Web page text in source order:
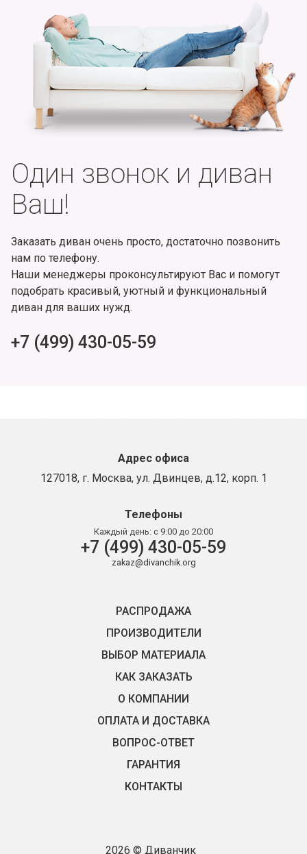
Один звонок и диван
Ваш!
Заказать диван очень просто, достаточно позвонить
нам по телефону.
Наши менеджеры проконсультируют Вас и помогут
подобрать красивый, уютный и функциональный
диван для ваших нужд.
+7 (499) 430-05-59
Адрес офиса
127018, г. Москва, ул. Двинцев, д.12, корп. 1
Телефоны
Каждый день: с 9:00 до 20:00
+7 (499) 430-05-59
zakaz@divanchik.org
РАСПРОДАЖА
ПРОИЗВОДИТЕЛИ
ВЫБОР МАТЕРИАЛА
КАК ЗАКАЗАТЬ
О КОМПАНИИ
ОПЛАТА И ДОСТАВКА
ВОПРОС-ОТВЕТ
ГАРАНТИЯ
КОНТАКТЫ
2026 © Диванчик